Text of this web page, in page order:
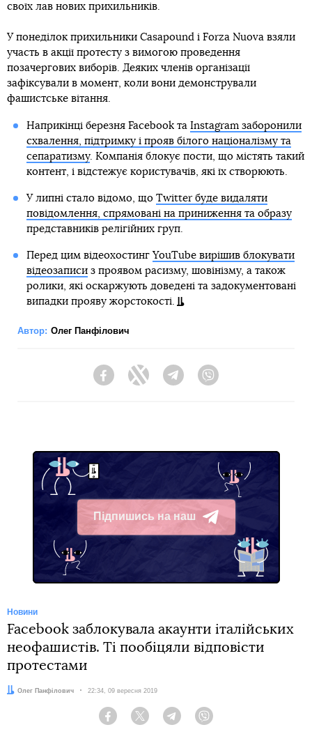
своїх лав нових прихильників.
У понеділок прихильники Casapound і Forza Nuova взяли
участь в акції протесту з вимогою проведення
позачергових виборів. Деяких членів організації
зафіксували в момент, коли вони демонстрували
фашистське вітання.
Наприкінці березня Facebook та Instagram заборонили
схвалення, підтримку і прояв білого націоналізму та
сепаратизму. Компанія блокує пости, що містять такий
контент, і відстежує користувачів, які їх створюють.
У липні стало відомо, що Twitter буде видаляти
повідомлення, спрямовані на приниження та образу
представників релігійних груп.
Перед цим відеохостинг YouTube вирішив блокувати
відеозаписиз проявом расизму, шовінізму, а також
ролики, які оскаржують доведені та задокументовані
випадки прояву жорстокості.
Автор: Олег Панфілович
FacebookTwitter Telegram
Підпишись на наш
Telegram
Новини
Facebook заблокувала акаунти італійських
неофашистів. Ті пообіцяли відповісти
протестами
Автор:
Олег Панфілович Дата:
22:34, 09 вересня 2019
Facebook Twitter Telegram